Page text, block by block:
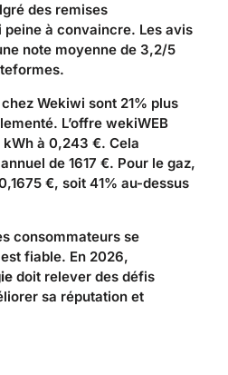
des remises
à convaincre. Les avis
note moyenne de 3,2/5
Wekiwi sont 21% plus
L’offre wekiWEB
à 0,243 €. Cela
de 1617 €. Pour le gaz,
€, soit 41% au-dessus
consommateurs se
fiable. En 2026,
doit relever des défis
sa réputation et